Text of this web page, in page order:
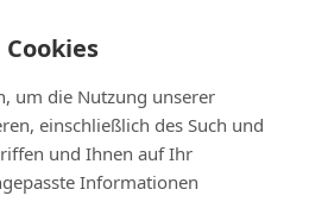
entsprechen dem ursprünglichen
Preis.
e. K.. Alle Rechte vorbehalten.
um die Nutzung unserer
einschließlich des Such und
und Ihnen auf Ihr
Informationen